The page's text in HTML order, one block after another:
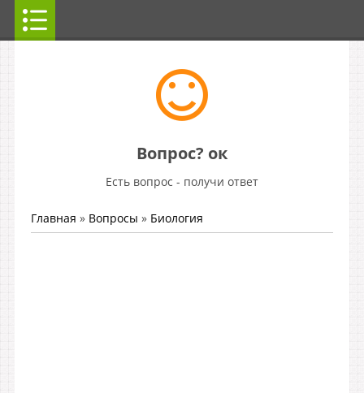
Вопрос? ок
Есть вопрос - получи ответ
Главная » Вопросы » Биология